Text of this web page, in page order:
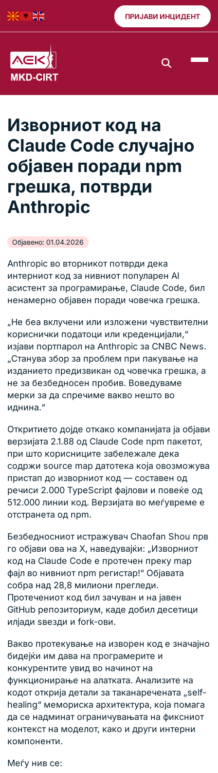
ПРИЈАВИ ИНЦИДЕНТ
Изворниот код на
Claude Code случајно
објавен поради npm
грешка, потврди
Anthropic
Објавено: 01.04.2026
Anthropic во вторникот потврди дека
интерниот код за нивниот популарен AI
асистент за програмирање, Claude Code, бил
ненамерно објавен поради човечка грешка.
„Не беа вклучени или изложени чувствителни
кориснички податоци или креденцијали,“
изјави портпарол на Anthropic за CNBC News.
„Станува збор за проблем при пакување на
изданието предизвикан од човечка грешка, а
не за безбедносен пробив. Воведуваме
мерки за да спречиме вакво нешто во
иднина.“
Откритието дојде откако компанијата ја објави
верзијата 2.1.88 од Claude Code npm пакетот,
при што корисниците забележале дека
содржи source map датотека која овозможува
пристап до изворниот код — составен од
речиси 2.000 TypeScript фајлови и повеќе од
512.000 линии код. Верзијата во меѓувреме е
отстранета од npm.
Безбедносниот истражувач Chaofan Shou прв
го објави ова на X, наведувајќи: „Изворниот
код на Claude Code е протечен преку map
фајл во нивниот npm регистар!“ Објавата
собра над 28,8 милиони прегледи.
Протечениот код бил зачуван и на јавен
GitHub репозиториум, каде добил десетици
илјади ѕвезди и fork-ови.
Вакво протекување на изворен код е значајно
бидејќи им дава на програмерите и
конкурентите увид во начинот на
функционирање на алатката. Анализите на
кодот открија детали за таканаречената „self-
healing“ мемориска архитектура, која помага
да се надминат ограничувањата на фиксниот
контекст на моделот, како и други интерни
компоненти.
Меѓу нив се: